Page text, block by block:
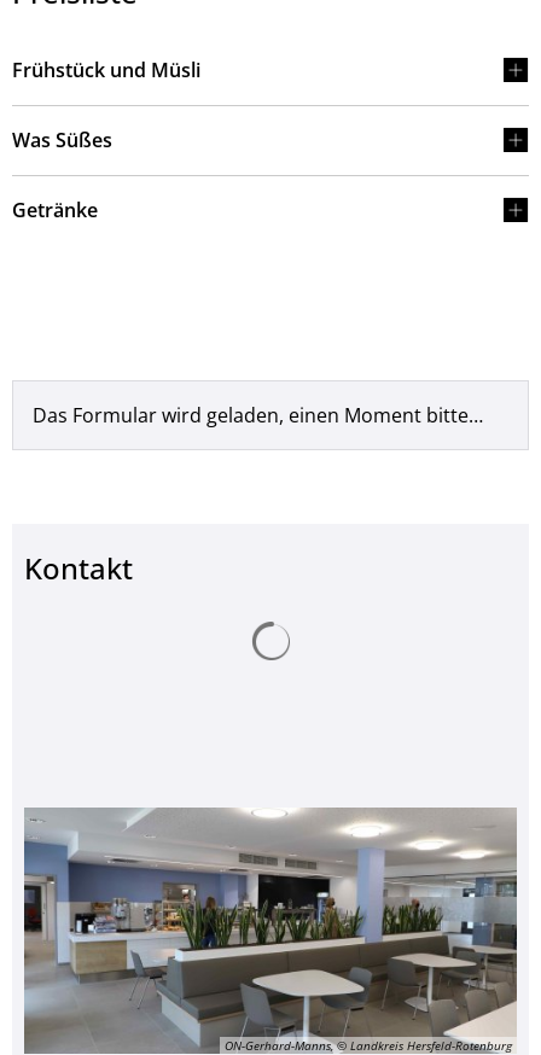
Frühstück und Müsli
Was Süßes
Getränke
Das Formular wird geladen, einen Moment bitte…
Kontakt
ON-Gerhard-Manns, © Landkreis Hersfeld-Rotenburg